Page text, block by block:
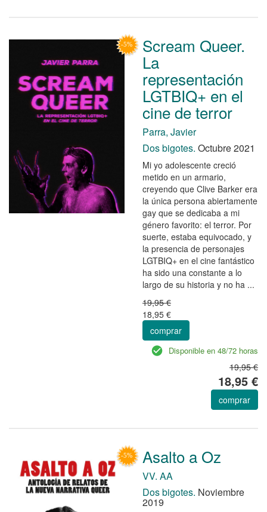
Scream Queer.
La
representación
LGTBIQ+ en el
cine de terror
Parra, Javier
Dos bigotes. Octubre 2021
Mi yo adolescente creció
metido en un armario,
creyendo que Clive Barker era
la única persona abiertamente
gay que se dedicaba a mi
género favorito: el terror. Por
suerte, estaba equivocado, y
la presencia de personajes
LGTBIQ+ en el cine fantástico
ha sido una constante a lo
largo de su historia y no ha ...
19,95 €
18,95 €
comprar
Disponible en 48/72 horas
19,95 €
18,95 €
comprar
Asalto a Oz
VV. AA
Dos bigotes. Noviembre
2019